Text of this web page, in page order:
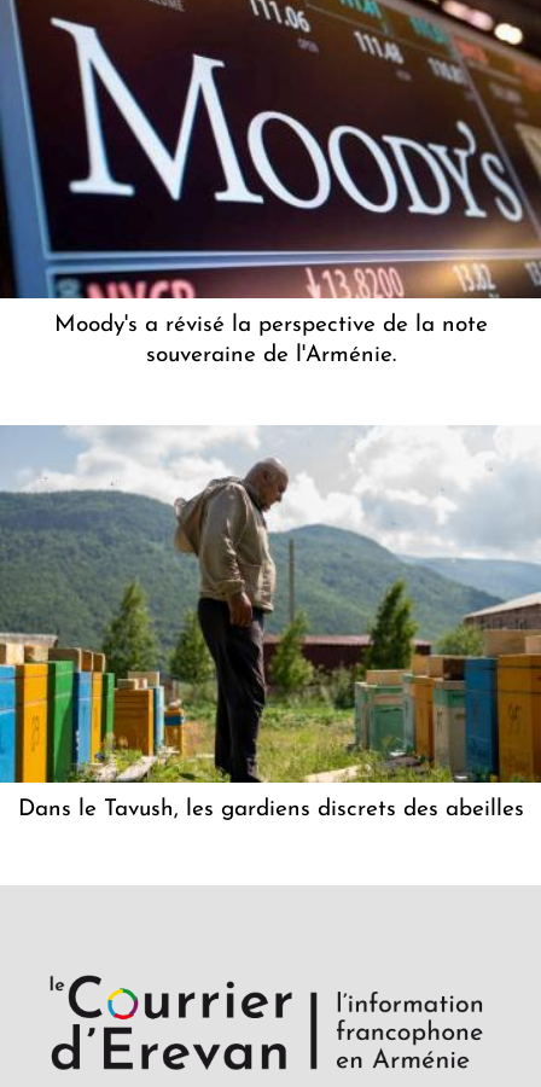
Moody's a révisé la perspective de la note
souveraine de l'Arménie.
Dans le Tavush, les gardiens discrets des abeilles